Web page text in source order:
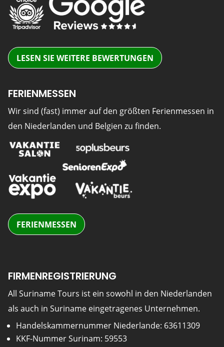
LESEN SIE WEITERE BEWERTUNGEN
FERIENMESSEN
Wir sind (fast) immer auf den größten Ferienmessen in
den Niederlanden und Belgien zu finden.
FERIENMESSEN
FIRMENREGISTRIERUNG
All Suriname Tours ist ein sowohl in den Niederlanden
als auch in Suriname eingetragenes Unternehmen.
Handelskammernummer Niederlande: 63611309
KKF-Nummer Surinam: 59553